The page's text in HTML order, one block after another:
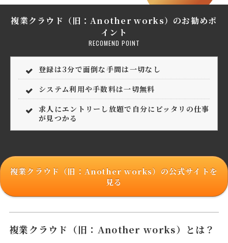
複業クラウド（旧：Another works）のお勧めポ
イント
RECOMEND POINT
登録は3分で面倒な手間は一切なし
システム利用や手数料は一切無料
求人にエントリーし放題で自分にピッタリの仕事
が見つかる
複業クラウド（旧：Another works）の公式サイトを
見る
複業クラウド（旧：Another works）とは？